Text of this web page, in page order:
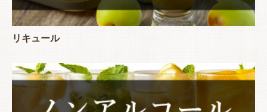
リキュール